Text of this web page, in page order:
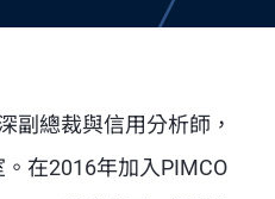
副總裁與信用分析師，
在2016年加入PIMCO